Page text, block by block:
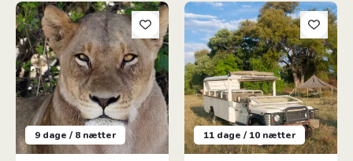
9 dage / 8 nætter
Botswana "Best Value"-Safari
11 dage / 10 nætter
Botswana: Autentisk lodge &